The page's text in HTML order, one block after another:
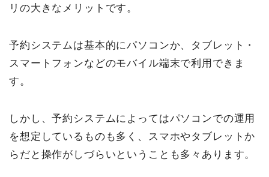
リの大きなメリットです。
予約システムは基本的にパソコンか、タブレット・
スマートフォンなどのモバイル端末で利用できま
す。
しかし、予約システムによってはパソコンでの運用
を想定しているものも多く、スマホやタブレットか
らだと操作がしづらいということも多々あります。